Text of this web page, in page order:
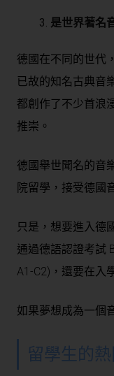
是世界著名
德國在不同的世代
已故的知名古典音
都創作了不少首浪
推崇。
德國舉世聞名的音
院留學，接受德國
只是，想要進入德
通過德語認證考試
A1-C2)，還要在入
如果夢想成為一個
留學生的